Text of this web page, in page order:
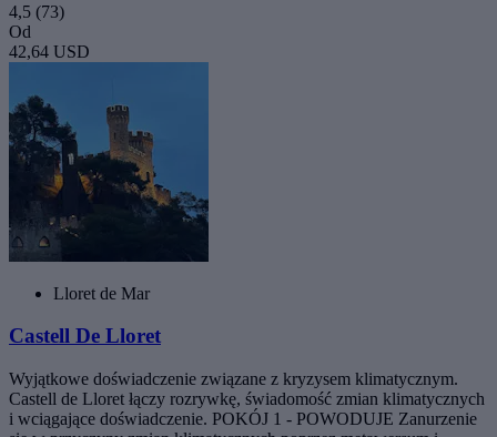
4,5 (73)
Od
42,64 USD
Lloret de Mar
Castell De Lloret
Wyjątkowe doświadczenie związane z kryzysem klimatycznym.
Castell de Lloret łączy rozrywkę, świadomość zmian klimatycznych
i wciągające doświadczenie. POKÓJ 1 - POWODUJE Zanurzenie